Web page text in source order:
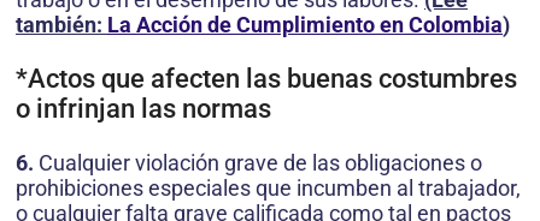
también: La Acción de Cumplimiento en Colombia)
*Actos que afecten las buenas costumbres
o infrinjan las normas
6. Cualquier violación grave de las obligaciones o
prohibiciones especiales que incumben al trabajador,
o cualquier falta grave calificada como tal en pactos